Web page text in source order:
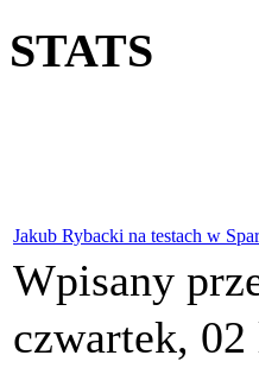
STATS
Jakub Rybacki na testach w
Wpisany
czwartek,